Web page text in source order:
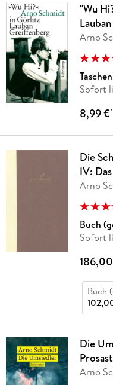
"Wu
Arno
Sofort
8,99 €*
Die
IV:
Arno
Buch
Sofort
Buch
Die
Arno